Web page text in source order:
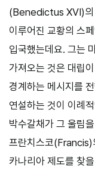
(Benedictus XVI)의
이루어진 교황의 스
입국했는데요. 그는
가져오는 것은 대립
경계하는 메시지를
연설하는 것이 이례
박수갈채가 그 울림
프란치스코(Francis)
카나리아 제도를 찾